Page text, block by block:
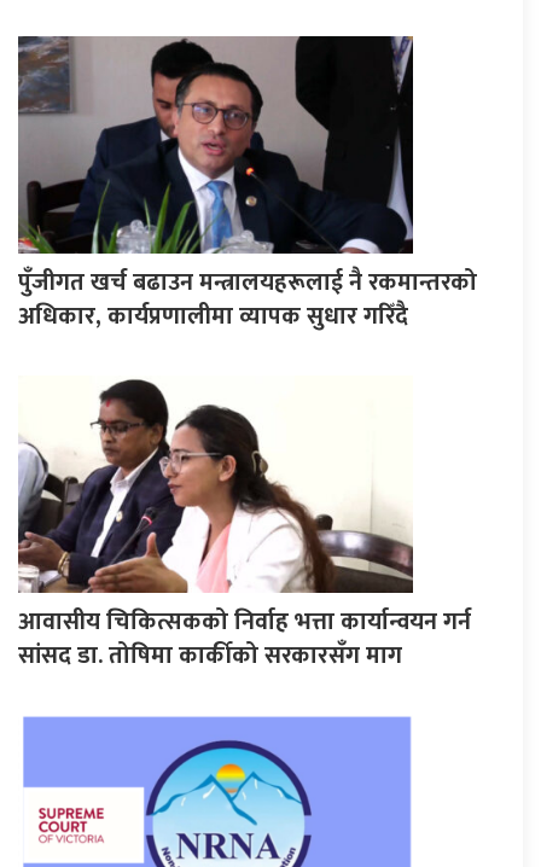
पुँजीगत खर्च बढाउन मन्त्रालयहरूलाई नै रकमान्तरको
अधिकार, कार्यप्रणालीमा व्यापक सुधार गरिँदै
आवासीय चिकित्सकको निर्वाह भत्ता कार्यान्वयन गर्न
सांसद डा. तोषिमा कार्कीको सरकारसँग माग